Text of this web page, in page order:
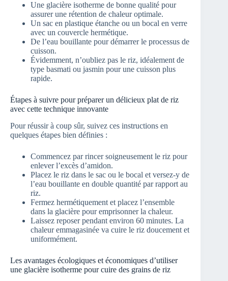
Une glacière isotherme de bonne qualité pour
assurer une rétention de chaleur optimale.
Un sac en plastique étanche ou un bocal en verre
avec un couvercle hermétique.
De l’eau bouillante pour démarrer le processus de
cuisson.
Évidemment, n’oubliez pas le riz, idéalement de
type basmati ou jasmin pour une cuisson plus
rapide.
Étapes à suivre pour préparer un délicieux plat de riz
avec cette technique innovante
Pour réussir à coup sûr, suivez ces instructions en
quelques étapes bien définies :
Commencez par rincer soigneusement le riz pour
enlever l’excès d’amidon.
Placez le riz dans le sac ou le bocal et versez-y de
l’eau bouillante en double quantité par rapport au
riz.
Fermez hermétiquement et placez l’ensemble
dans la glacière pour emprisonner la chaleur.
Laissez reposer pendant environ 60 minutes. La
chaleur emmagasinée va cuire le riz doucement et
uniformément.
Les avantages écologiques et économiques d’utiliser
une glacière isotherme pour cuire des grains de riz